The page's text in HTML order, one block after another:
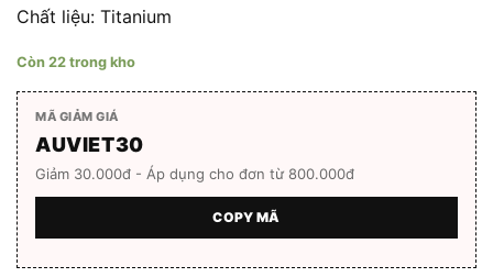
Chất liệu: Titanium
Còn 22 trong kho
MÃ GIẢM GIÁ
AUVIET30
Giảm 30.000đ - Áp dụng cho đơn từ 800.000đ
COPY MÃ